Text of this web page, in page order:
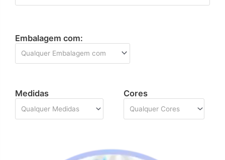
Embalagem com:
Qualquer Embalagem com
Medidas
Qualquer Medidas
Cores
Qualquer Cores